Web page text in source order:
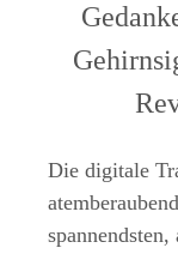
Die digitale